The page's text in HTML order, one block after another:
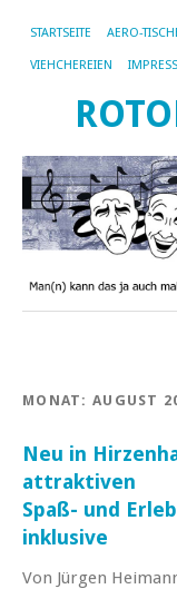
STARTSEITE AERO-
VIEHCHEREIEN
MONAT: AUGUST
Neu in
attraktiven
Spaß- und
inklusive
Von Jürgen